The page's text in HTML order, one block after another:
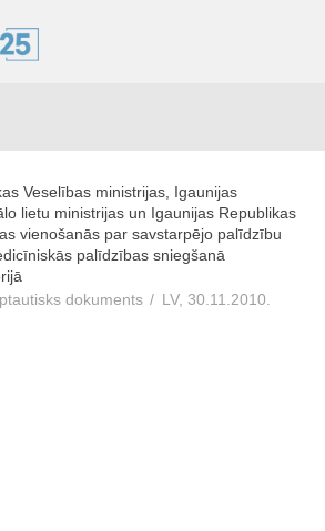
Veselības ministrijas, Igaunijas
lietu ministrijas un Igaunijas Republikas
vienošanās par savstarpējo palīdzību
palīdzības sniegšanā
dokuments / LV, 30.11.2010.